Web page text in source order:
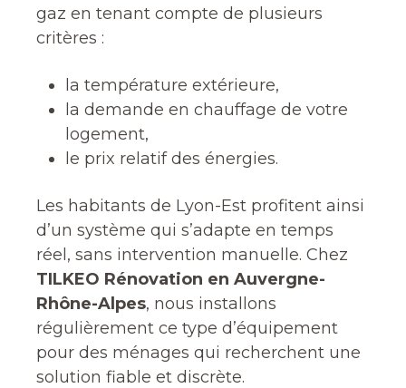
gaz en tenant compte de plusieurs
critères :
la température extérieure,
la demande en chauffage de votre
logement,
le prix relatif des énergies.
Les habitants de Lyon-Est profitent ainsi
d’un système qui s’adapte en temps
réel, sans intervention manuelle. Chez
TILKEO Rénovation en Auvergne-
Rhône-Alpes, nous installons
régulièrement ce type d’équipement
pour des ménages qui recherchent une
solution fiable et discrète.